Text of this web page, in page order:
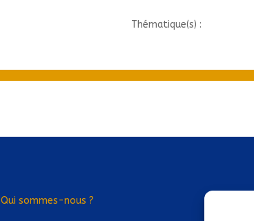
Thématique(s) :
Qui sommes-nous ?